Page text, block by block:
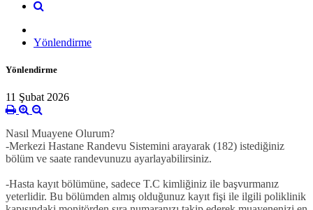
Yönlendirme
Yönlendirme
11 Şubat 2026
Nasıl Muayene Olurum?
-Merkezi Hastane Randevu Sistemini arayarak (182) istediğiniz
bölüm ve saate randevunuzu ayarlayabilirsiniz.
-Hasta kayıt bölümüne, sadece T.C kimliğiniz ile başvurmanız
yeterlidir. Bu bölümden almış olduğunuz kayıt fişi ile ilgili poliklinik